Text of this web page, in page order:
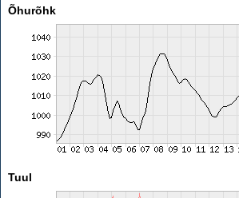
Õhurõhk
Tuul